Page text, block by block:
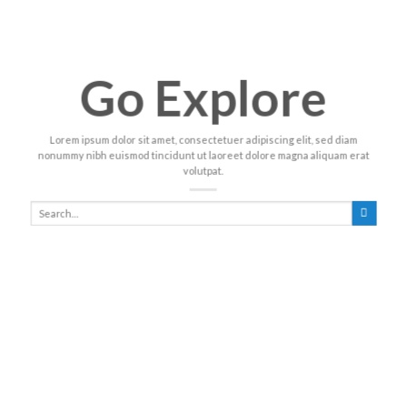
Go Explore
Lorem ipsum dolor sit amet, consectetuer adipiscing elit, sed diam
nonummy nibh euismod tincidunt ut laoreet dolore magna aliquam erat
volutpat.
for: